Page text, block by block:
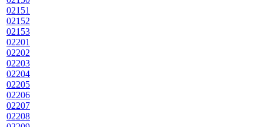
02151
02152
02153
02201
02202
02203
02204
02205
02206
02207
02208